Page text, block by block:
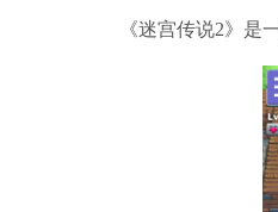
《迷宫传说2》是